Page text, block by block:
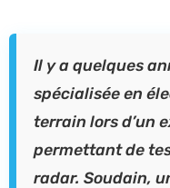
Il y a quelques
spécialisée en
terrain lors d’un
permettant de
radar. Soudain,